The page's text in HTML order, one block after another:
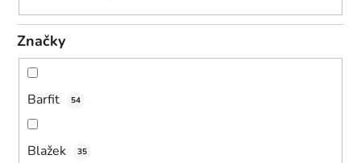
Značky
Barfit 54
Blažek 35